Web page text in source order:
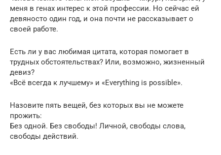
меня в генах интерес к этой профессии. Но сейчас ей
девяносто один год, и она почти не рассказывает о
своей работе.
Есть ли у вас любимая цитата, которая помогает в
трудных обстоятельствах? Или, возможно, жизненный
девиз?
«Всё всегда к лучшему» и «Everything is possible».
Назовите пять вещей, без которых вы не можете
прожить:
Без одной. Без свободы! Личной, свободы слова,
свободы действий.